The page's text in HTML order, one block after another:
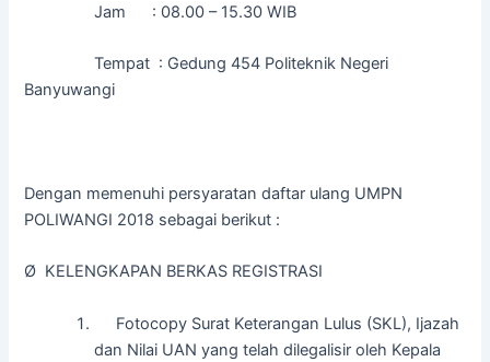
Jam : 08.00 – 15.30 WIB
Tempat : Gedung 454 Politeknik Negeri
Banyuwangi
Dengan memenuhi persyaratan daftar ulang UMPN
POLIWANGI 2018 sebagai berikut :
Ø KELENGKAPAN BERKAS REGISTRASI
Fotocopy Surat Keterangan Lulus (SKL), Ijazah
dan Nilai UAN yang telah dilegalisir oleh Kepala